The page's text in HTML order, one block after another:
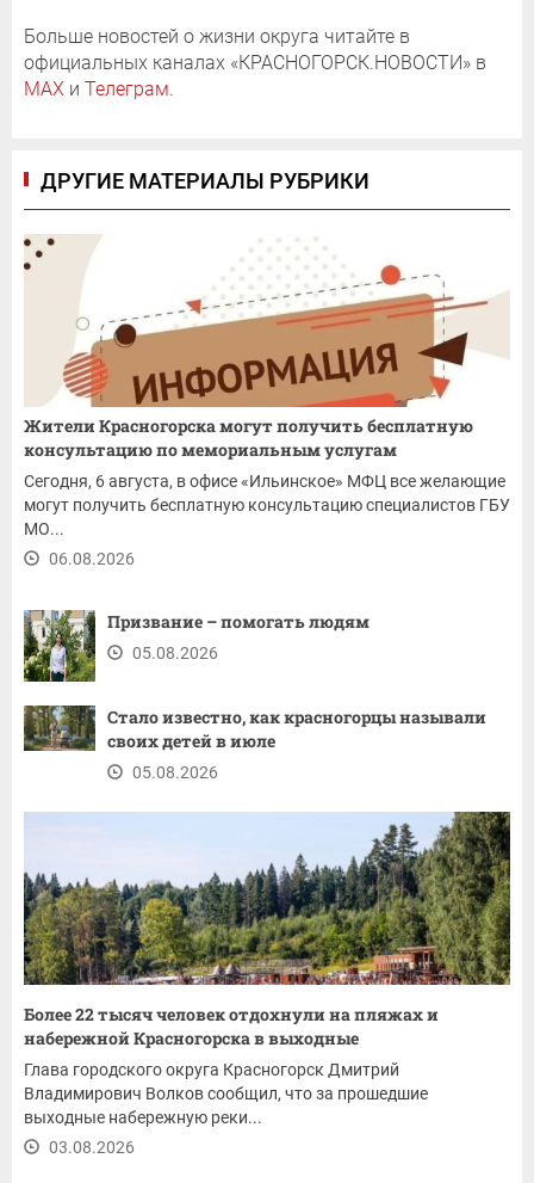
Больше новостей о жизни округа читайте в
официальных каналах «КРАСНОГОРСК.НОВОСТИ» в
MAX и Телеграм.
ДРУГИЕ МАТЕРИАЛЫ РУБРИКИ
Жители Красногорска могут получить бесплатную
консультацию по мемориальным услугам
Сегодня, 6 августа, в офисе «Ильинское» МФЦ все желающие
могут получить бесплатную консультацию специалистов ГБУ
МО...
06.08.2026
Призвание – помогать людям
05.08.2026
Стало известно, как красногорцы называли
своих детей в июле
05.08.2026
Более 22 тысяч человек отдохнули на пляжах и
набережной Красногорска в выходные
Глава городского округа Красногорск Дмитрий
Владимирович Волков сообщил, что за прошедшие
выходные набережную реки...
03.08.2026